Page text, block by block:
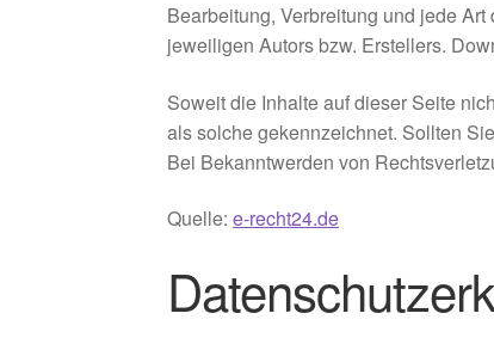
Bearbeitung, Verbreitung und jede
jeweiligen Autors bzw. Erstellers.
Soweit die Inhalte auf dieser Seite
als solche gekennzeichnet. Sollten
Bei Bekanntwerden von
Quelle:e-recht24.de